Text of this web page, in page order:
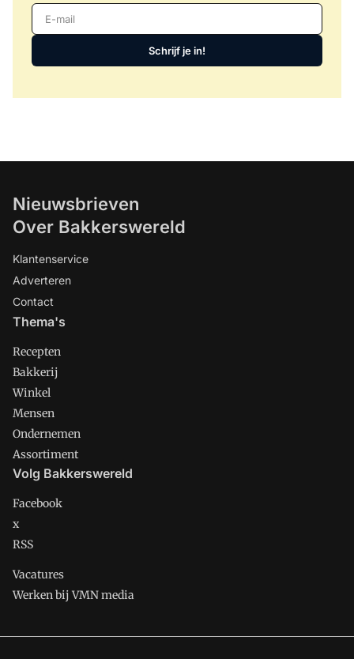
E-mail
Schrijf je in!
Nieuwsbrieven
Over Bakkerswereld
Klantenservice
Adverteren
Contact
Thema's
Recepten
Bakkerij
Winkel
Mensen
Ondernemen
Assortiment
Volg Bakkerswereld
Facebook
x
RSS
Vacatures
Werken bij VMN media